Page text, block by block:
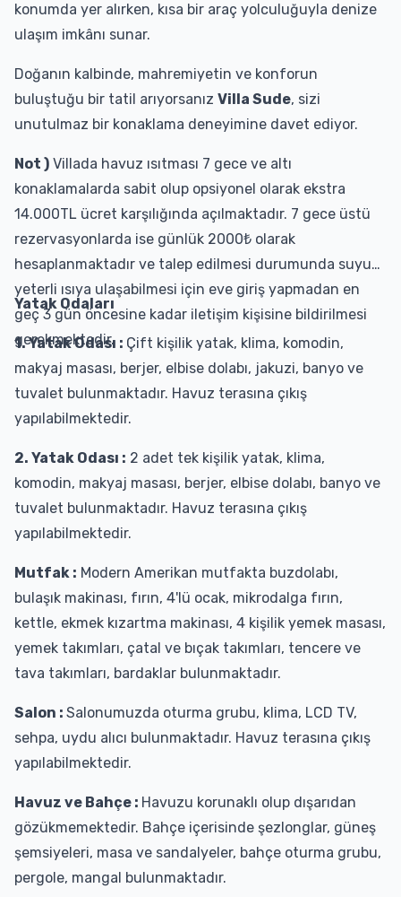
konumda yer alırken, kısa bir araç yolculuğuyla denize
ulaşım imkânı sunar.
Doğanın kalbinde, mahremiyetin ve konforun
buluştuğu bir tatil arıyorsanız Villa Sude, sizi
unutulmaz bir konaklama deneyimine davet ediyor.
Not ) Villada havuz ısıtması 7 gece ve altı
konaklamalarda sabit olup opsiyonel olarak ekstra
14.000TL ücret karşılığında açılmaktadır. 7 gece üstü
rezervasyonlarda ise günlük 2000₺ olarak
hesaplanmaktadır ve talep edilmesi durumunda suyun
yeterli ısıya ulaşabilmesi için eve giriş yapmadan en
geç 3 gün öncesine kadar iletişim kişisine bildirilmesi
gerekmektedir.
Yatak Odaları
1. Yatak Odası : Çift kişilik yatak, klima, komodin,
makyaj masası, berjer, elbise dolabı, jakuzi, banyo ve
tuvalet bulunmaktadır. Havuz terasına çıkış
yapılabilmektedir.
2. Yatak Odası : 2 adet tek kişilik yatak, klima,
komodin, makyaj masası, berjer, elbise dolabı, banyo ve
tuvalet bulunmaktadır. Havuz terasına çıkış
yapılabilmektedir.
Mutfak : Modern Amerikan mutfakta buzdolabı,
bulaşık makinası, fırın, 4'lü ocak, mikrodalga fırın,
kettle, ekmek kızartma makinası, 4 kişilik yemek masası,
yemek takımları, çatal ve bıçak takımları, tencere ve
tava takımları, bardaklar bulunmaktadır.
Salon : Salonumuzda oturma grubu, klima, LCD TV,
sehpa, uydu alıcı bulunmaktadır. Havuz terasına çıkış
yapılabilmektedir.
Havuz ve Bahçe : Havuzu korunaklı olup dışarıdan
gözükmemektedir. Bahçe içerisinde şezlonglar, güneş
şemsiyeleri, masa ve sandalyeler, bahçe oturma grubu,
pergole, mangal bulunmaktadır.